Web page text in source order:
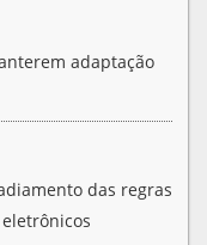
adaptação
das regras